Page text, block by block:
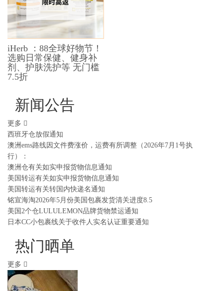
iHerb ：88全球好物节！
选购日常保健、健身补
剂、护肤洗护等 无门槛
7.5折
新闻公告
更多
西班牙仓放假通知
澳洲ems路线因文件费涨价，运费有所调整（2026年7月1号执
行）：
澳洲仓有关如实申报货物信息通知
美国转运有关如实申报货物信息通知
美国转运有关转国内快递名通知
铭宣海淘2026年5月份美国包裹发货清关进度8.5
美国2个仓LULULEMON品牌货物禁运通知
日本CC小包裹线关于收件人实名认证重要通知
热门晒单
更多